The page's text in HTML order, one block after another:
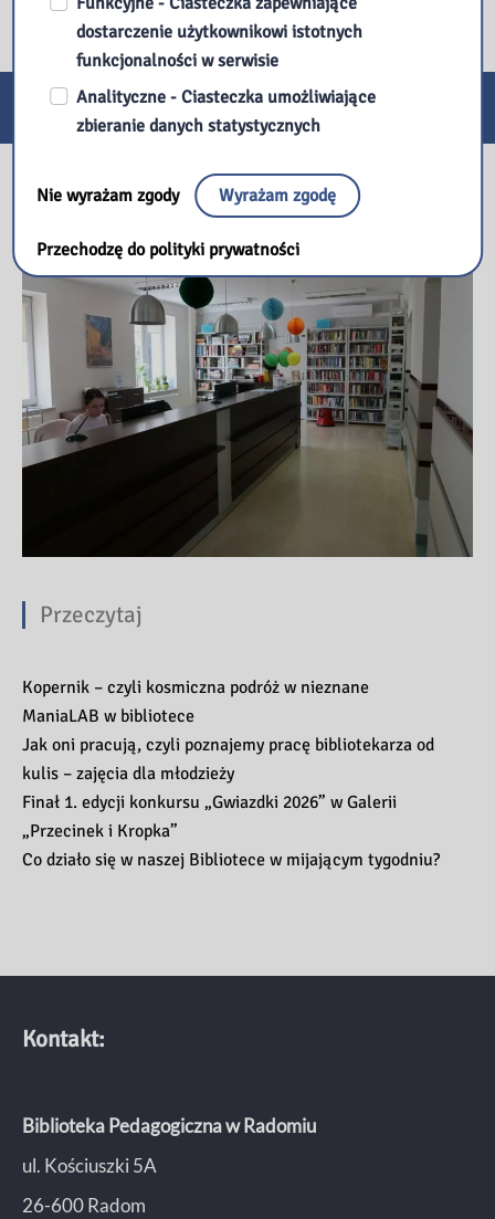
E-usługi
Nasza biblioteka
Przeczytaj
Kopernik – czyli kosmiczna podróż w nieznane
ManiaLAB w bibliotece
Jak oni pracują, czyli poznajemy pracę bibliotekarza od
kulis – zajęcia dla młodzieży
Finał 1. edycji konkursu „Gwiazdki 2026” w Galerii
„Przecinek i Kropka”
Co działo się w naszej Bibliotece w mijającym tygodniu?
Kontakt:
Biblioteka Pedagogiczna w Radomiu
ul. Kościuszki 5A
26-600 Radom
dostarczenie użytkownikowi istotnych
funkcjonalności w serwisie
Analityczne - Ciasteczka umożliwiające
zbieranie danych statystycznych
Nie wyrażam zgody Wyrażam zgodę
Przechodzę do polityki prywatności